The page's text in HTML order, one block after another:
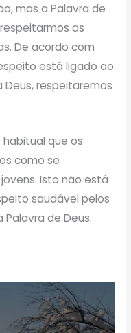
mas a Palavra de
as
De acordo com
está ligado ao
Deus, respeitaremos
que os
como se
Isto não está
saudável pelos
Palavra de Deus.